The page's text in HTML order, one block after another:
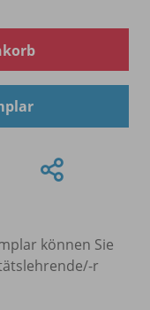
können Sie
r